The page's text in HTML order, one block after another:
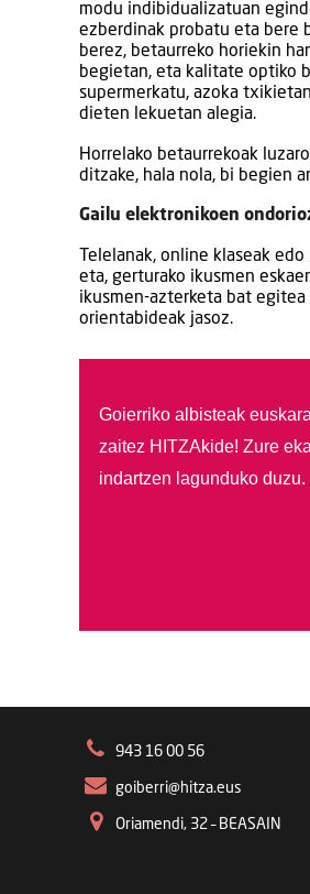
modu indibidualizatuan
ezberdinak probatu eta bere
berez, betaurreko horiekin
begietan, eta kalitate optiko
supermerkatu, azoka
dieten lekuetan alegia.
Horrelako betaurrekoak
ditzake, hala nola, bi begien
Gailu elektronikoen
Telelanak, online klaseak
eta, gerturako ikusmen
ikusmen-azterketa bat egitea
orientabideak jasoz.
Goierriko albisteak
zaitez HITZAkide! Zure
indartzen lagunduko duzu.
943 16 00 56
goiberri@hitza.eus
Oriamendi, 32 – BEASAIN